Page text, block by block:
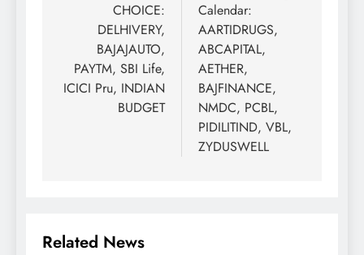
CHOICE:
DELHIVERY,
BAJAJAUTO,
PAYTM, SBI Life,
ICICI Pru, INDIAN
BUDGET
Calendar:
AARTIDRUGS,
ABCAPITAL,
AETHER,
BAJFINANCE,
NMDC, PCBL,
PIDILITIND, VBL,
ZYDUSWELL
Related News